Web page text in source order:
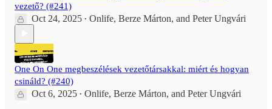
vezető? (#241)
Oct 24, 2025 • Onlife, Berze Márton, and Peter Ungvári
One On One megbeszélések vezetőtársakkal: miért és hogyan
csináld? (#240)
Oct 6, 2025 • Onlife, Berze Márton, and Peter Ungvári